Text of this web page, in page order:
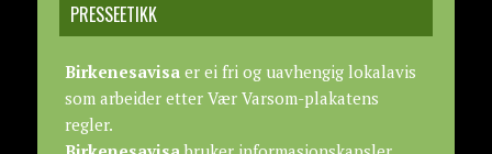
PRESSEETIKK
Birkenesavisaer ei fri og uavhengig lokalavis
som arbeider etter Vær Varsom-plakatens
regler.